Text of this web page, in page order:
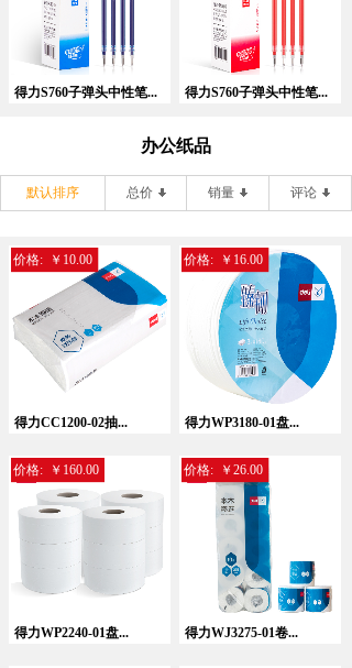
得力S760子弹头中性笔... 得力S760子弹头中性笔...
办公纸品
默认排序 总价 销量 评论
得力CC1200-02抽...
价格: ￥10.00
得力WP3180-01盘...
价格: ￥16.00
得力WP2240-01盘...
价格: ￥160.00
得力WJ3275-01卷...
价格: ￥26.00